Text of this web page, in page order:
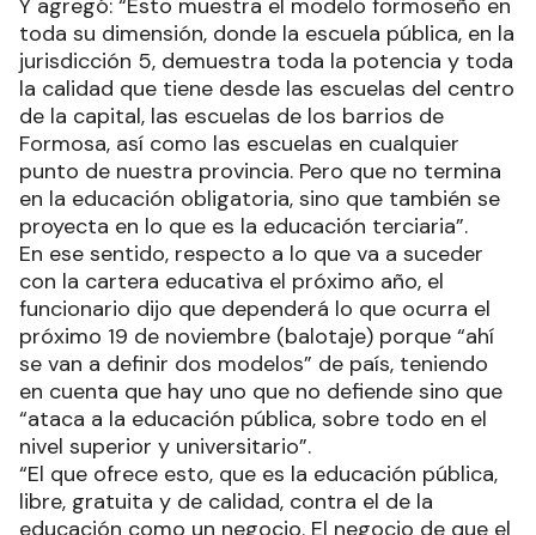
Y agregó: “Esto muestra el modelo formoseño en
toda su dimensión, donde la escuela pública, en la
jurisdicción 5, demuestra toda la potencia y toda
la calidad que tiene desde las escuelas del centro
de la capital, las escuelas de los barrios de
Formosa, así como las escuelas en cualquier
punto de nuestra provincia. Pero que no termina
en la educación obligatoria, sino que también se
proyecta en lo que es la educación terciaria”.
En ese sentido, respecto a lo que va a suceder
con la cartera educativa el próximo año, el
funcionario dijo que dependerá lo que ocurra el
próximo 19 de noviembre (balotaje) porque “ahí
se van a definir dos modelos” de país, teniendo
en cuenta que hay uno que no defiende sino que
“ataca a la educación pública, sobre todo en el
nivel superior y universitario”.
“El que ofrece esto, que es la educación pública,
libre, gratuita y de calidad, contra el de la